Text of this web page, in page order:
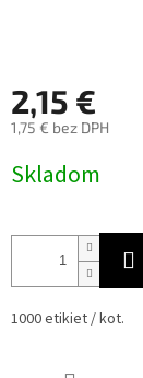
2,15 €
1,75 € bez DPH
cena:
Skladom
1000 etikiet / kot.